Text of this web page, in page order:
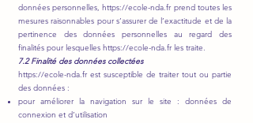
données personnelles,https://ecole-nda.fr prend toutes les
mesures raisonnables pour s’assurer de l’exactitude et de la
pertinence des données personnelles au regard des
finalités pour lesquelles https://ecole-nda.fr les traite.
7.2 Finalité des données collectées
https://ecole-nda.fr est susceptible de traiter tout ou partie
des données :
pour améliorer la navigation sur le site : données de
connexion et d’utilisation